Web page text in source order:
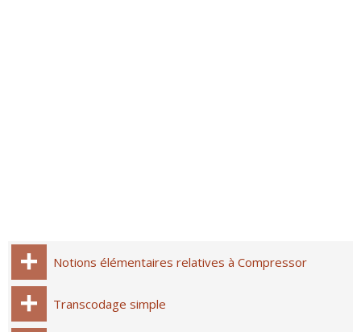
Notions élémentaires relatives à Compressor
Transcodage simple